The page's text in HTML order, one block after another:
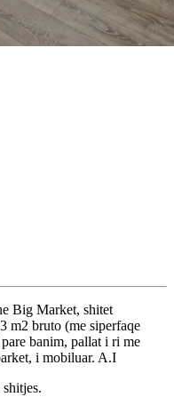
Big Market, shitet
m2 bruto (me siperfaqe
banim, pallat i ri me
i mobiluar. A.I